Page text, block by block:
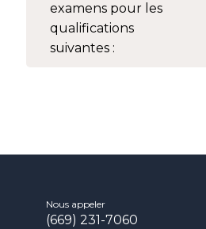
examens pour les
qualifications
suivantes :
Nous appeler
(669) 231-7060